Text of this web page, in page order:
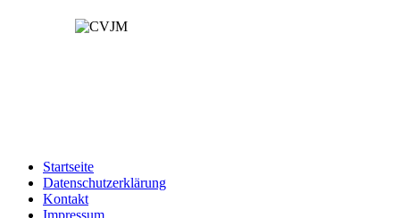
Startseite
Datenschutzerklärung
Kontakt
Impressum